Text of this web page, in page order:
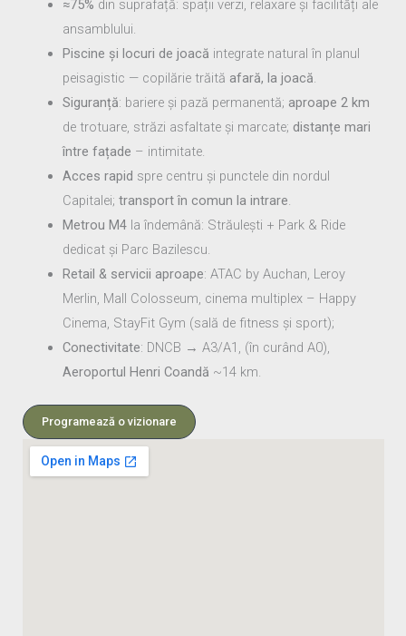
≈75% din suprafață: spații verzi, relaxare și facilități ale
ansamblului.
Piscine și locuri de joacă integrate natural în planul
peisagistic — copilărie trăită afară, la joacă.
Siguranță: bariere și pază permanentă; aproape 2 km
de trotuare, străzi asfaltate și marcate; distanțe mari
între fațade – intimitate.
Acces rapid spre centru și punctele din nordul
Capitalei; transport în comun la intrare.
Metrou M4la îndemână: Străulești + Park & Ride
dedicat și Parc Bazilescu.
Retail & servicii aproape: ATAC by Auchan, Leroy
Merlin, Mall Colosseum, cinema multiplex – Happy
Cinema, StayFit Gym (sală de fitness și sport);
Conectivitate: DNCB → A3/A1, (în curând A0),
Aeroportul Henri Coandă ~14 km.
Programează o vizionare